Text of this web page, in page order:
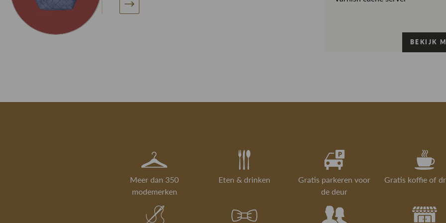
- Breedte:
artikel eerst
Gorredijk.
BEKIJK
Meer dan 350
modemerken
Eten & drinken
Gratis parkeren voor
de deur
Gratis koffie of